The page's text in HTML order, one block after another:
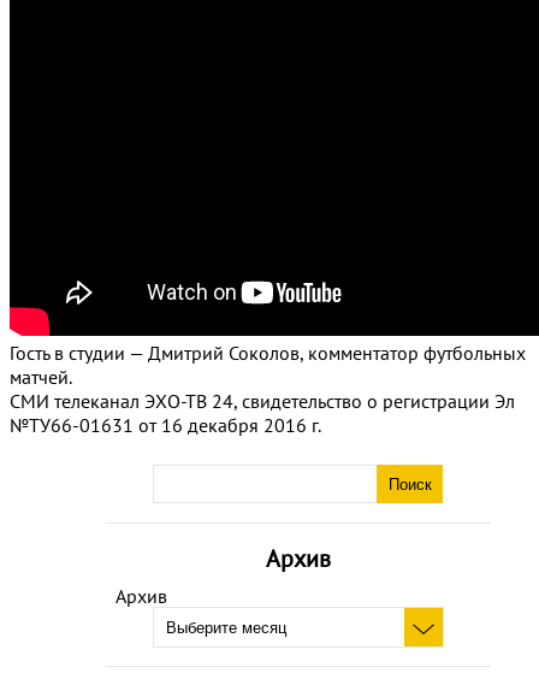
Архив
Архив
Гость в студии — Дмитрий Соколов, комментатор футбольных
матчей.
СМИ телеканал ЭХО-ТВ 24, свидетельство о регистрации Эл
№ТУ66-01631 от 16 декабря 2016 г.